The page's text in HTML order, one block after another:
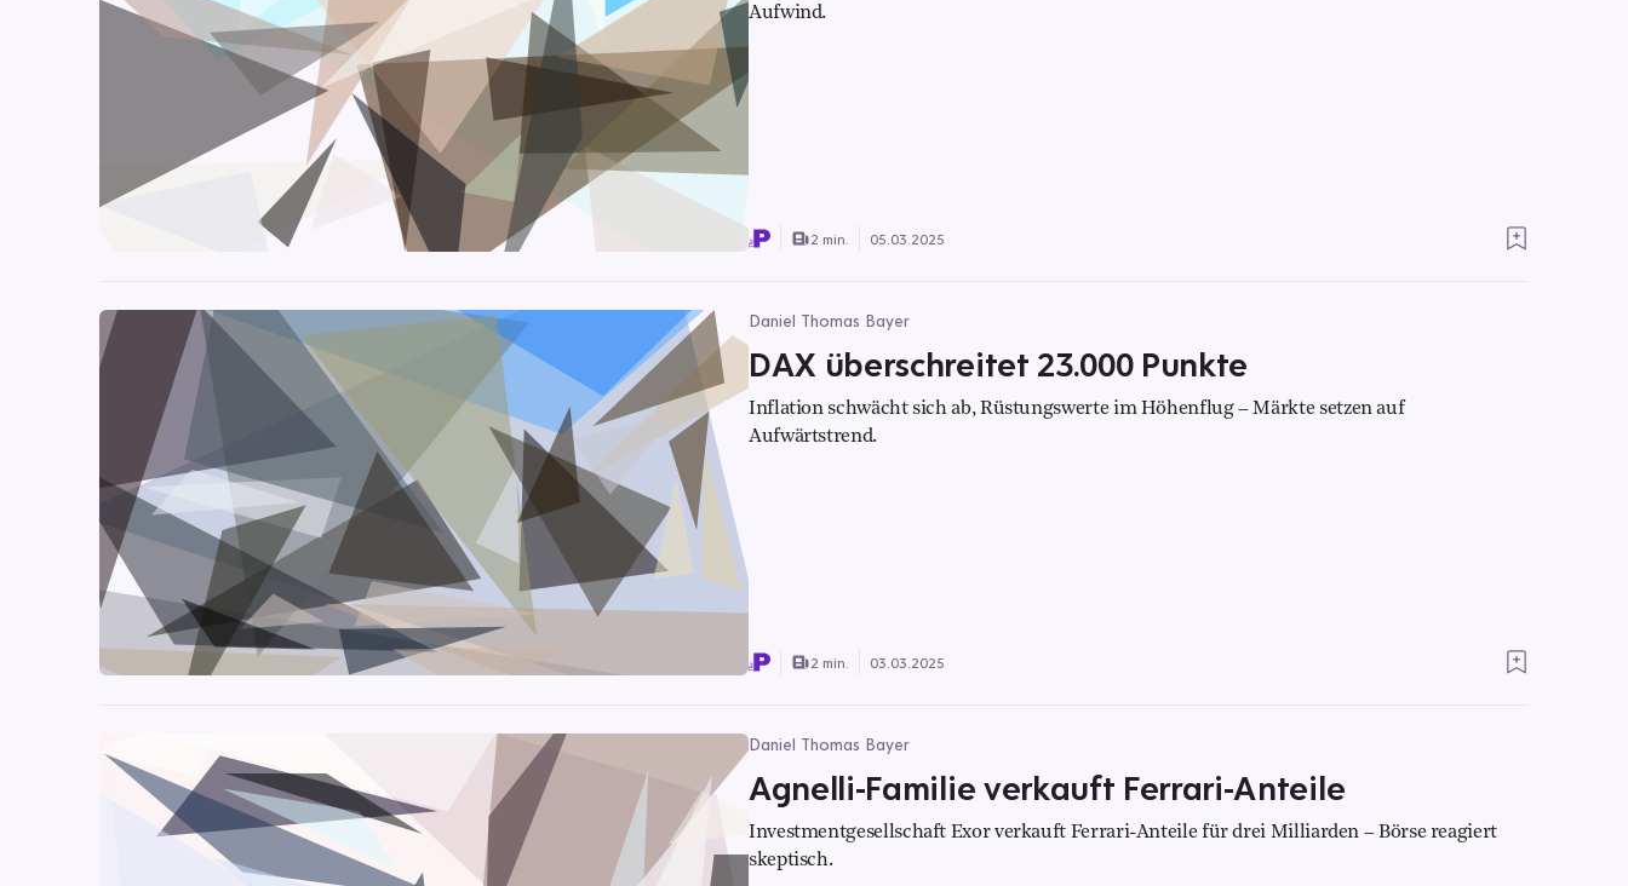
Aufwind.
2 min. 05.03.2025
Daniel Thomas Bayer
DAX überschreitet 23.000 Punkte
Inflation schwächt sich ab, Rüstungswerte im Höhenflug – Märkte setzen auf
Aufwärtstrend.
2 min. 03.03.2025
Daniel Thomas Bayer
Agnelli-Familie verkauft Ferrari-Anteile
Investmentgesellschaft Exor verkauft Ferrari-Anteile für drei Milliarden – Börse reagiert
skeptisch.